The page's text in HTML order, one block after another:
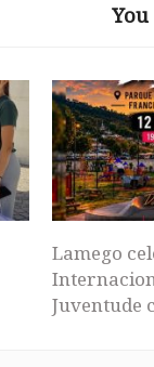
Lamego
Juventude